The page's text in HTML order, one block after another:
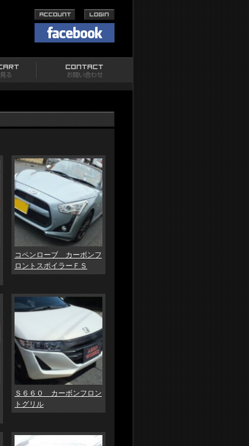
コペンローブ カーボンフ
ロントスポイラーＦＳ
Ｓ６６０ カーボンフロン
トグリル